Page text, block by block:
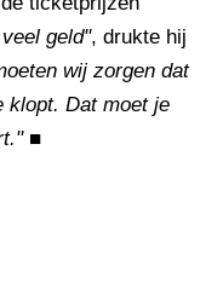
geld", drukte hij
wij zorgen dat
klopt. Dat moet je
■